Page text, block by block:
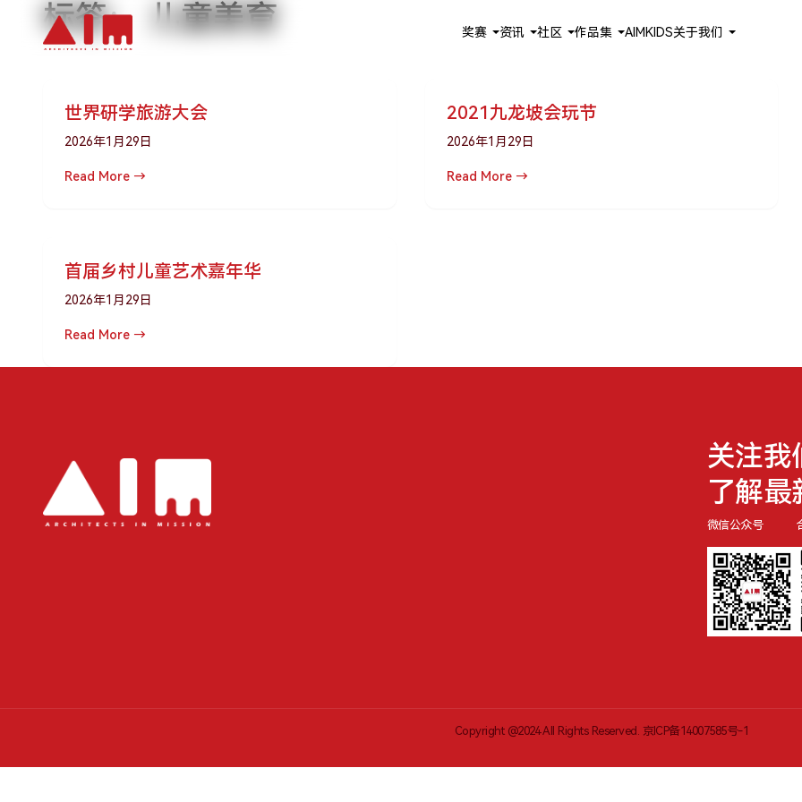
跳到主要内容
奖赛 资讯 社区 作品集 AIMKIDS关于我们
标签： 儿童美育
世界研学旅游大会
2026年1月29日
Read More →
2021九龙坡会玩节
2026年1月29日
Read More →
首届乡村儿童艺术嘉年华
2026年1月29日
Read More →
关注我
了解最
微信公众号
Copyright @2024 All Rights Reserved. 京ICP备14007585号-1